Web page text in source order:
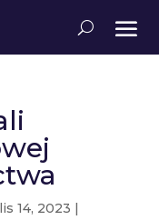
lis 14, 2023 |